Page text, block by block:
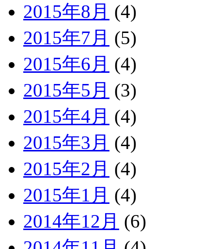
2015年8月 (4)
2015年7月 (5)
2015年6月 (4)
2015年5月 (3)
2015年4月 (4)
2015年3月 (4)
2015年2月 (4)
2015年1月 (4)
2014年12月 (6)